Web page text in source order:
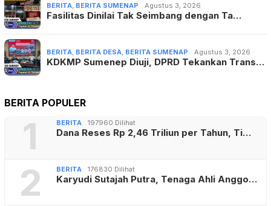
BERITA, BERITA SUMENAP Agustus 3, 2026
Fasilitas Dinilai Tak Seimbang dengan Ta…
BERITA, BERITA DESA, BERITA SUMENAP Agustus 3, 2026
KDKMP Sumenep Diuji, DPRD Tekankan Trans…
BERITA POPULER
1 BERITA 197960 Dilihat
Dana Reses Rp 2,46 Triliun per Tahun, Ti…
2 BERITA 176830 Dilihat
Karyudi Sutajah Putra, Tenaga Ahli Anggo…